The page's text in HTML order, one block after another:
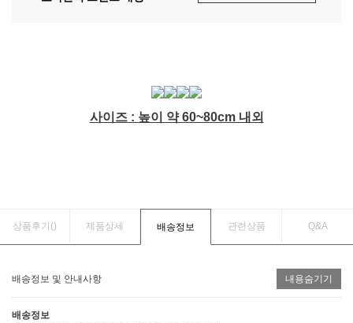
사이즈 : 높이 약 60~80cm 내외
상품후기() 제품상세 배송정보 관련상품 Q&A
배송정보 및 안내사항 내용숨기기
배송정보